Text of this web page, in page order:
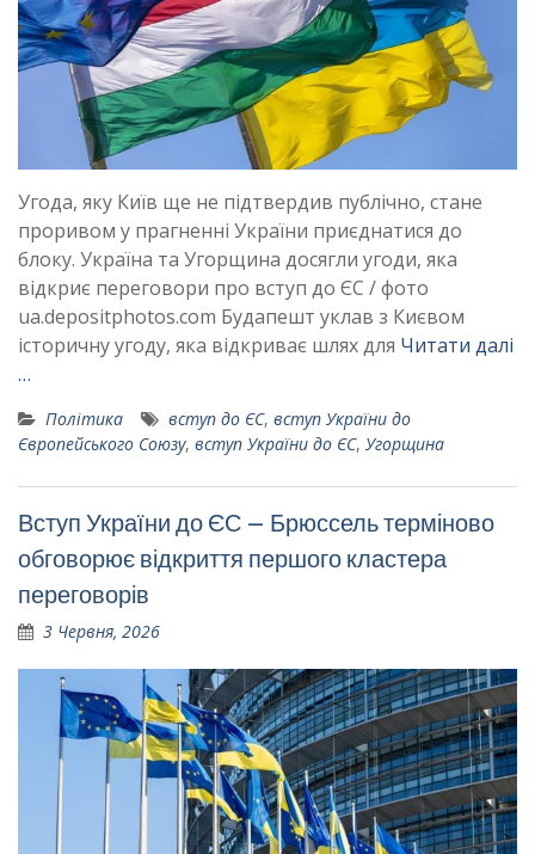
Угода, яку Київ ще не підтвердив публічно, стане
проривом у прагненні України приєднатися до
блоку. Україна та Угорщина досягли угоди, яка
відкриє переговори про вступ до ЄС / фото
ua.depositphotos.com Будапешт уклав з Києвом
історичну угоду, яка відкриває шлях для Читати далі
…
Політика вступ до ЄС, вступ України до
Європейського Союзу, вступ України до ЄС, Угорщина
Вступ України до ЄС – Брюссель терміново
обговорює відкриття першого кластера
переговорів
3 Червня, 2026